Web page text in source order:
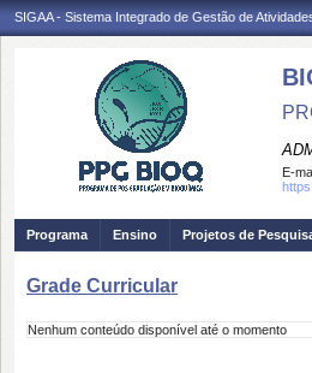
SIGAA - Sistema Integrado de Gestão de
E-
Programa Ensino Projetos de
Grade Curricular
Nenhum conteúdo disponível até o momento